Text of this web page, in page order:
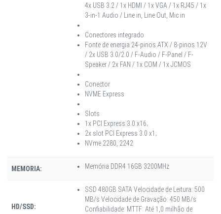
4x USB 3.2 / 1x HDMI / 1x VGA / 1x RJ45 / 1x
3-in-1 Audio / Line in, Line Out, Mic in
Conectores integrado
Fonte de energia 24-pinos ATX / 8-pinos 12V
/ 2x USB 3.0/2.0 / F-Audio / F-Panel / F-
Speaker / 2x FAN / 1x COM / 1x JCMOS
Conector
NVME Express
Slots
1x PCI Express 3.0 x16;
2x slot PCI Express 3.0 x1;
NVme 2280, 2242
MEMORIA: Memória DDR4 16GB 3200MHz
HD/SSD:
SSD 480GB SATA Velocidade de Leitura: 500
MB/s Velocidade de Gravação: 450 MB/s
Confiabilidade: MTTF: Até 1,0 milhão de